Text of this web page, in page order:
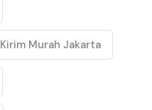
Kirim Murah Jakarta